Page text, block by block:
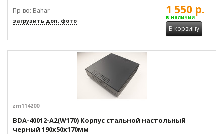
Пр-во: Bahar
загрузить доп. фото
1 550 р.
в наличии
В корзину
zm114200
BDA-40012-A2(W170) Корпус стальной настольный
черный 190x50x170мм